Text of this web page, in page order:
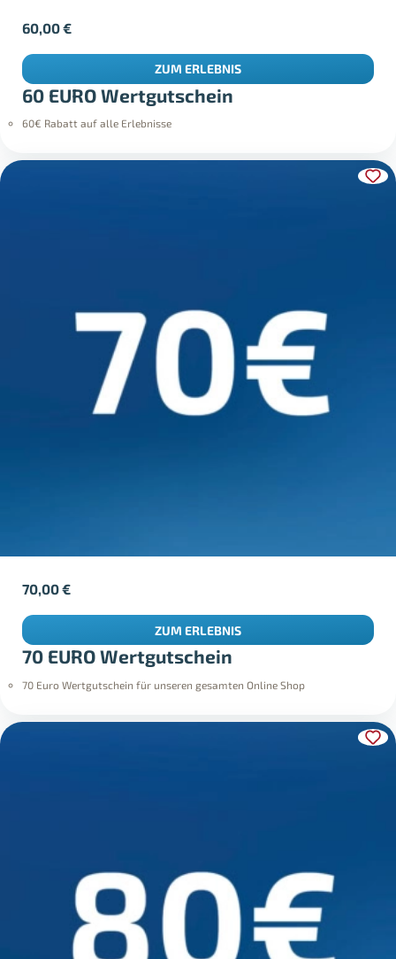
60 EURO Wertgutschein
60€ Rabatt auf alle Erlebnisse
60,00€
ZUM ERLEBNIS
70 EURO Wertgutschein
70 Euro Wertgutschein für unseren gesamten Online Shop
70,00€
ZUM ERLEBNIS